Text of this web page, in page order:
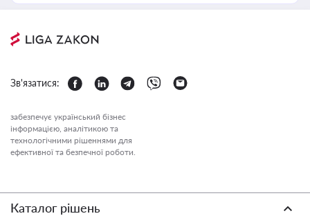
Зв'язатися:
забезпечує український бізнес
інформацією, аналітикою та
технологічними рішеннями для
ефективної та безпечної роботи.
Каталог рішень